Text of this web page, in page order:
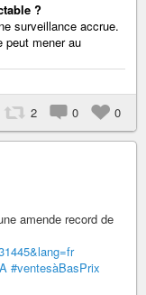
?
surveillance accrue.
peut mener au
2 0 0
amende record de
#ventesàBasPrix